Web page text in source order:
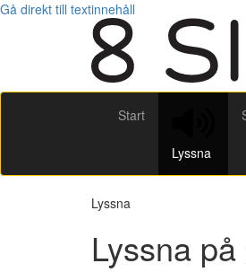
Gå direkt till textinnehåll
Start
Lyssna
Lyssna
Lyssna